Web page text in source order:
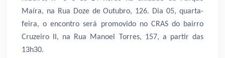
Maíra, na Rua Doze de Outubro, 126. Dia 05, quarta-
feira, o encontro será promovido no CRAS do bairro
Cruzeiro II, na Rua Manoel Torres, 157, a partir das
13h30.